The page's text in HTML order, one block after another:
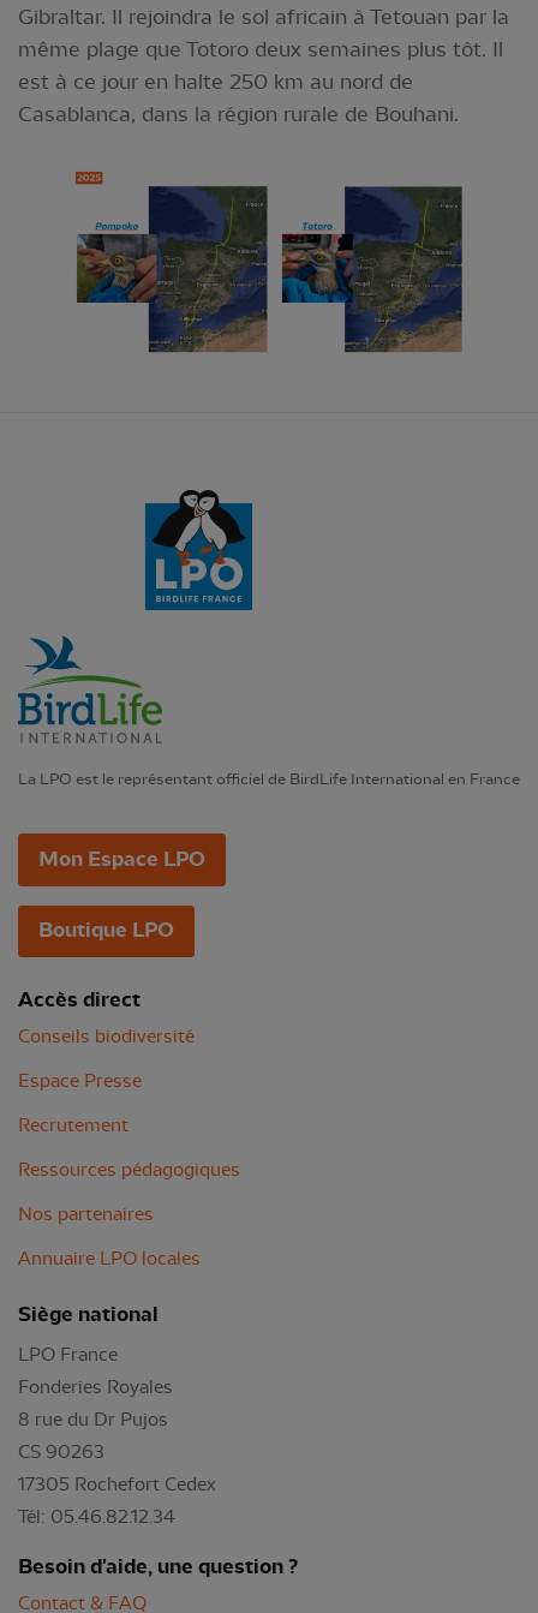
Gibraltar. Il rejoindra le sol africain à Tetouan par la
même plage que Totoro deux semaines plus tôt. Il
est à ce jour en halte 250 km au nord de
Casablanca, dans la région rurale de Bouhani.
La LPO est le représentant officiel de BirdLife International en France
Mon Espace LPO
Boutique LPO
Accès direct
Conseils biodiversité
Espace Presse
Recrutement
Ressources pédagogiques
Nos partenaires
Annuaire LPO locales
Siège national
LPO France
Fonderies Royales
8 rue du Dr Pujos
CS 90263
17305 Rochefort Cedex
Tél: 05.46.82.12.34
Besoin d'aide, une question ?
Contact & FAQ